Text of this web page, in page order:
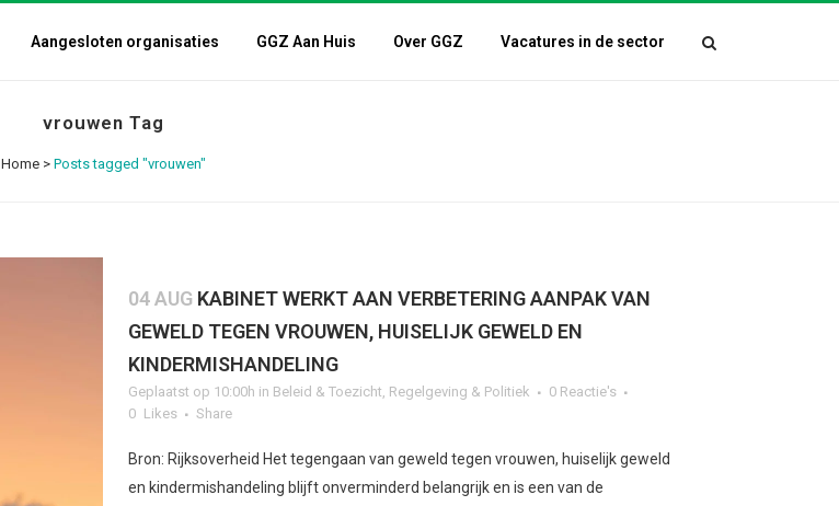
Aangesloten organisaties GGZ Aan Huis Over GGZ Vacatures in de sector
vrouwen Tag
Home> Posts tagged "vrouwen"
04 AUG KABINET WERKT AAN VERBETERING AANPAK VAN
GEWELD TEGEN VROUWEN, HUISELIJK GEWELD EN
KINDERMISHANDELING
Geplaatst op 10:00h in Beleid & Toezicht, Regelgeving & Politiek
0 Reactie's
0 Likes Share
Bron: Rijksoverheid Het tegengaan van geweld tegen vrouwen, huiselijk geweld
en kindermishandeling blijft onverminderd belangrijk en is een van de